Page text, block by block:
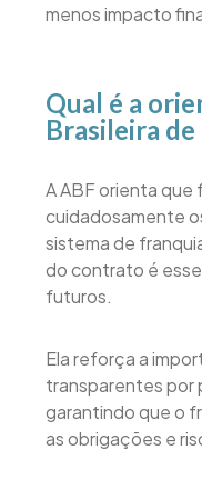
menos impacto
Qual é a
Brasileira
A ABF orienta que
cuidadosamente
sistema de
do contrato é
futuros.
Ela reforça a
transparentes por
garantindo que o
as obrigações e